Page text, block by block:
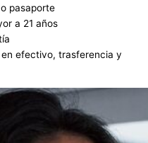
pasaporte
a 21 años
en efectivo, trasferencia y